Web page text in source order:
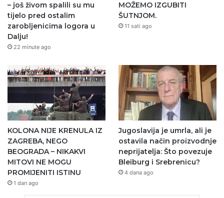
– još živom spalili su mu
tijelo pred ostalim
zarobljenicima logora u
Dalju!
22 minute ago
MOŽEMO IZGUBITI
ŠUTNJOM.
11 sati ago
KOLONA NIJE KRENULA IZ
ZAGREBA, NEGO
BEOGRADA – NIKAKVI
MITOVI NE MOGU
PROMIJENITI ISTINU
1 dan ago
Jugoslavija je umrla, ali je
ostavila način proizvodnje
neprijatelja: Što povezuje
Bleiburg i Srebrenicu?
4 dana ago